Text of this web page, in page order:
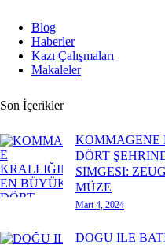
Blog
Haberler
Kazı Çalışmaları
Makaleler
Son İçerikler
DÖRT
SIMGESI:
MÜZE
Mart 4, 2024
DOĞU ILE